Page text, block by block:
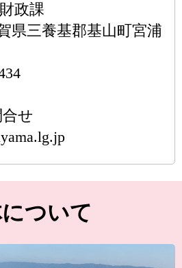
政課
県三養基郡基山町宮浦
せ
ついて